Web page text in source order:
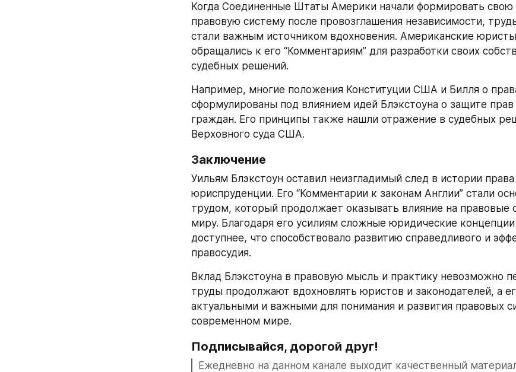
Когда Соединенные Штаты Америки начали формировать свою
правовую систему после провозглашения независимости,
стали важным источником вдохновения. Американские
обращались к его “Комментариям” для разработки своих
судебных решений.
Например, многие положения Конституции США и Билля о
сформулированы под влиянием идей Блэкстоуна о защите прав
граждан. Его принципы также нашли отражение в судебных
Верховного суда США.
Заключение
Уильям Блэкстоун оставил неизгладимый след в истории
юриспруденции. Его “Комментарии к законам Англии” стали
трудом, который продолжает оказывать влияние на правовые
миру. Благодаря его усилиям сложные юридические концепции
доступнее, что способствовало развитию справедливого и
правосудия.
Вклад Блэкстоуна в правовую мысль и практику невозможно
труды продолжают вдохновлять юристов и законодателей, а
актуальными и важными для понимания и развития правовых
современном мире.
Подписывайся, дорогой друг!
Ежедневно на данном канале выходит качественный